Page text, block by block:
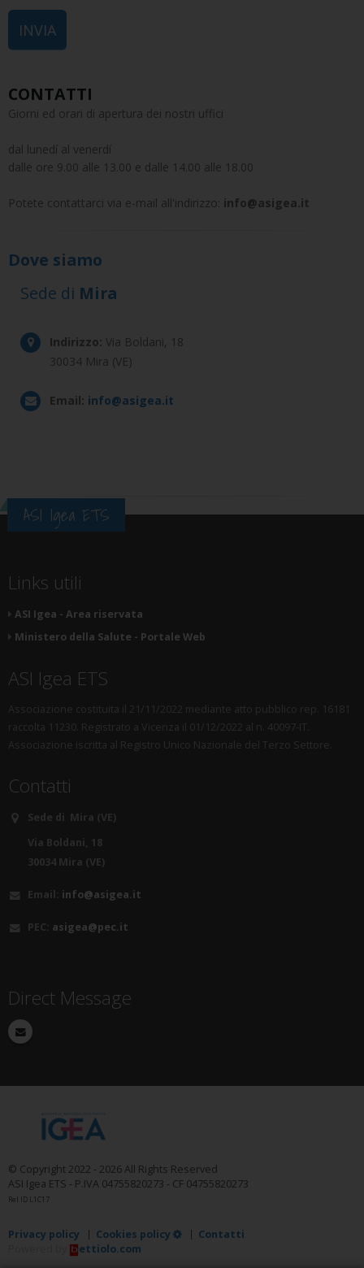
CONTATTI
Giorni ed orari di apertura dei nostri uffici
dal lunedí al venerdí
dalle ore 9.00 alle 13.00 e dalle 14.00 alle 18.00
Potete contattarci via e-mail all'indirizzo: info@asigea.it
Dove siamo
Sede di Mira
Indirizzo: Via Boldani, 18
30034 Mira (VE)
Email: info@asigea.it
ASI Igea ETS
Links utili
ASI Igea - Area riservata
Ministero della Salute - Portale Web
ASI Igea ETS
Associazione costituita il 21/11/2022 mediante atto pubblico rep. 16181
raccolta 11230. Registrato a Vicenza il 01/12/2022 al n. 40097-IT.
Associazione iscritta al Registro Unico Nazionale del Terzo Settore.
Contatti
Sede di Mira (VE)
Via Boldani, 18
30034 Mira (VE)
Email: info@asigea.it
PEC: asigea@pec.it
Direct Message
© Copyright 2022 - 2026 All Rights Reserved
ASI Igea ETS - P.IVA 04755820273 - CF 04755820273
Rel ID L1C17
Privacy policy Cookies policy
Contatti
ettiolo.com